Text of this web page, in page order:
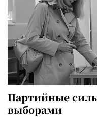
Партийные
выборами